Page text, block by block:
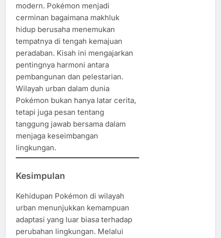
modern. Pokémon menjadi
cerminan bagaimana makhluk
hidup berusaha menemukan
tempatnya di tengah kemajuan
peradaban. Kisah ini mengajarkan
pentingnya harmoni antara
pembangunan dan pelestarian.
Wilayah urban dalam dunia
Pokémon bukan hanya latar cerita,
tetapi juga pesan tentang
tanggung jawab bersama dalam
menjaga keseimbangan
lingkungan.
Kesimpulan
Kehidupan Pokémon di wilayah
urban menunjukkan kemampuan
adaptasi yang luar biasa terhadap
perubahan lingkungan. Melalui